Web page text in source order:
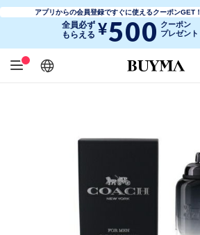
アプリからの会員登録ですぐに使えるクーポンGET！
全員必ず
もらえる ¥500 クーポン
プレゼント
日本語
English
简体中文
繁體中文